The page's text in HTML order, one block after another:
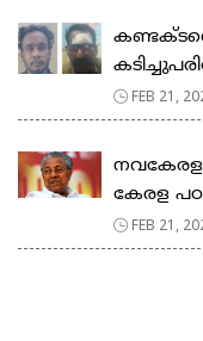
FEB 21,
കേരള
FEB 21,